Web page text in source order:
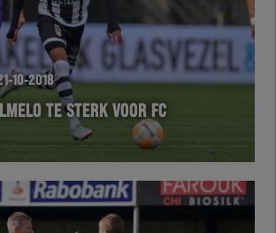
10-2018
TE STERK VOOR FC